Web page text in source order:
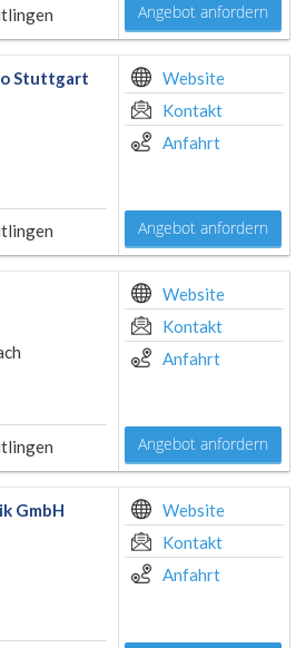
Angebot anfordern
Stuttgart
Website
Kontakt
Anfahrt
Angebot anfordern
Website
Kontakt
Anfahrt
Angebot anfordern
GmbH
Website
Kontakt
Anfahrt